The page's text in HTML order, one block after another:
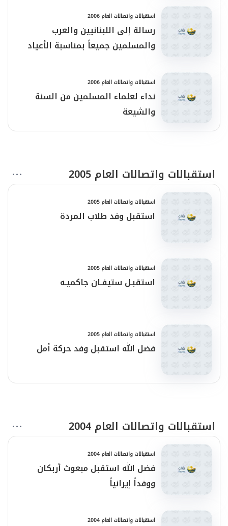
استقبالات واتصالات العام 2006
رسالة إلى اللبنانيين والعرب
والمسلمين جميعاً بمناسبة الأعياد
استقبالات واتصالات العام 2006
نداء لعلماء المسلمين من السنة
والشيعة
استقبالات واتصالات العام 2005
استقبالات واتصالات العام 2005
استقبل وفد طلاب المردة
استقبالات واتصالات العام 2005
استقبـل ستيفـان جاكميـه
استقبالات واتصالات العام 2005
فضل الله استقبل وفد حركة أمل
استقبالات واتصالات العام 2004
استقبالات واتصالات العام 2004
فضل الله استقبل مبعوث أربكان
ووفداً إيرانياً
استقبالات واتصالات العام 2004